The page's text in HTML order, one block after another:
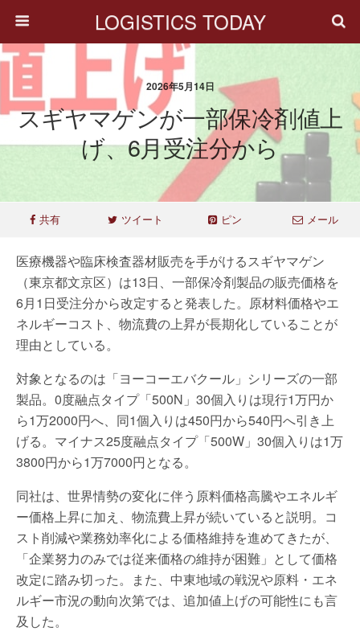
LOGISTICS TODAY
2026年5月14日
スギヤマゲンが一部保冷剤値上
げ、6月受注分から
共有 ツイート ピン メール
医療機器や臨床検査器材販売を手がけるスギヤマゲン
（東京都文京区）は13日、一部保冷剤製品の販売価格を
6月1日受注分から改定すると発表した。原材料価格やエ
ネルギーコスト、物流費の上昇が長期化していることが
理由としている。
対象となるのは「ヨーコーエバクール」シリーズの一部
製品。0度融点タイプ「500N」30個入りは現行1万円か
ら1万2000円へ、同1個入りは450円から540円へ引き上
げる。マイナス25度融点タイプ「500W」30個入りは1万
3800円から1万7000円となる。
同社は、世界情勢の変化に伴う原料価格高騰やエネルギ
ー価格上昇に加え、物流費上昇が続いていると説明。コ
スト削減や業務効率化による価格維持を進めてきたが、
「企業努力のみでは従来価格の維持が困難」として価格
改定に踏み切った。また、中東地域の戦況や原料・エネ
ルギー市況の動向次第では、追加値上げの可能性にも言
及した。